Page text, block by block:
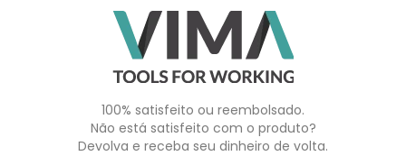
100% satisfeito ou reembolsado.
Não está satisfeito com o produto?
Devolva e receba seu dinheiro de volta.